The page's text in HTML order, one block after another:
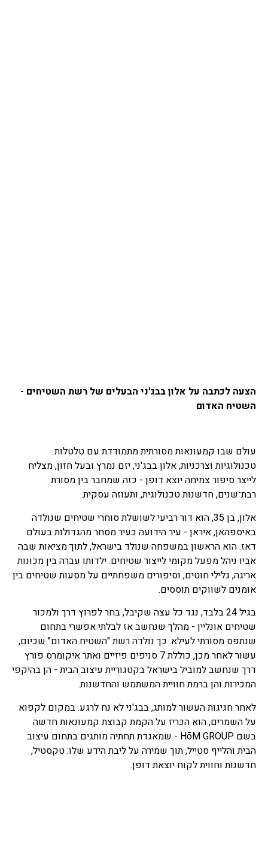
הצעה לכתבה על אלון בבג'ני הבעלים של רשת השטיחים -
השטיח האדום
עולם שבו קמעונאות מסורתית מתמודדת עם טלטלות
טכנולוגיות וצרכניות, אלון בבג'ני, יזם נמרץ ובעל חזון, מצליח
לייצר סיפור צמיחה יוצא דופן - כזה שמחבר בין מסורת
רבת־שנים, חדשנות טכנולוגית, ותעוזה עסקית.
אלון, בן 35, הוא דור רביעי לשושלת סוחרי שטיחים שנולדה
באיספהאן, איראן - עיר הידועה כעיר מסחר מהגדולות בעולם
דאז. הוא הראשון במשפחה שנולד בישראל, לתוך מציאות שבה
אביו ניהל מפעל מקומי לייצור שטיחים. ילדותו עברה בין מכונות
אריגה, גלילי חוטים, וסיפורים משפחתיים על מסעות שטיחים בין
אומנים לשווקים תוססים.
בגיל 24 בלבד, נגד כל עצה שקיבל, בחר לפרוץ דרך ולמכור
שטיחים אונליין - מהלך שנחשב אז לבלתי אפשרי בתחום
שנתפס מסורתי לעילא. כך נולדה רשת "השטיח האדום" שכיום,
עשור לאחר מכן, כוללת 7 סניפים פיזיים ואתר איקומרס פורץ
דרך שנחשב למוביל בישראל בקטגוריית עיצוב הבית - הן בהיקפי
המכירות והן ברמת חוויית המשתמש והחדשנות.
לאחר חגיגות העשור למותג, בבג'ני לא נח לרגע. במקום לקפוא
על השמרים, הוא הכריז על הקמת קבוצת קמעונאות חדשה
בשם HōM GROUP - שמאגדת תחתיה מותגים בתחום עיצוב
הבית והלייף סטייל, תוך שמירה על ליבת הידע שלו: טקסטיל,
חדשנות וחווית לקוח יוצאת דופן.